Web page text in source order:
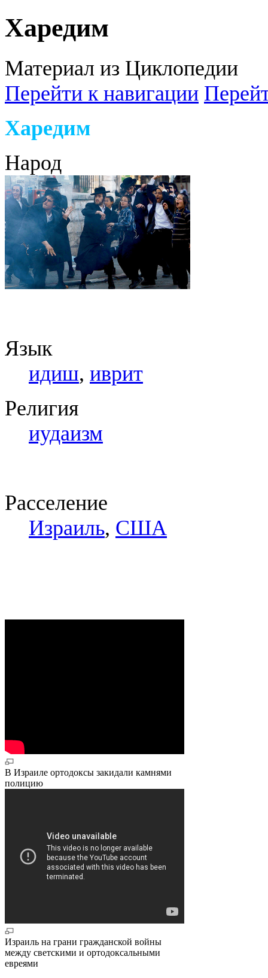
Харедим
Материал из Циклопедии
Перейти к навигации
Харедим
Народ
Язык
идиш, иврит
Религия
иудаизм
Расселение
Израиль, США
В Израиле ортодоксы закидали камнями
полицию
Израиль на грани гражданской войны
между светскими и ортодоксальными
евреями